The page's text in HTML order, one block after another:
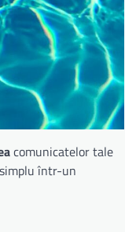
comunicatelor tale
într-un